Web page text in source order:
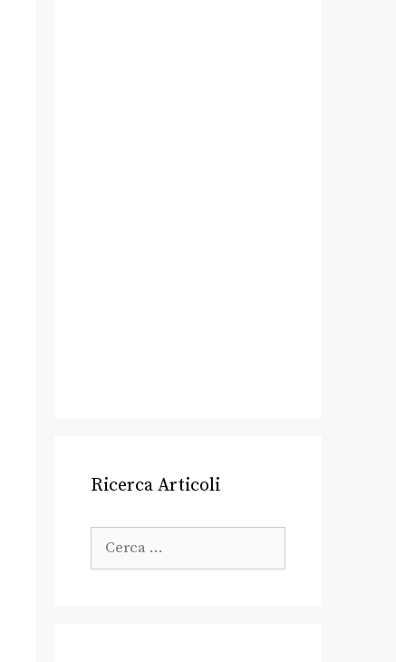
Ricerca Articoli